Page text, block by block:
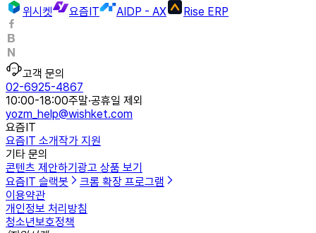
위시켓
요즘IT AIDP - AX Rise ERP
고객 문의
02-6925-4867
10:00-18:00주말·공휴일 제외
yozm_help@wishket.com
요즘IT
요즘IT 소개작가 지원
기타 문의
콘텐츠 제안하기 광고 상품 보기
요즘IT 슬랙봇
크롬 확장 프로그램
이용약관
개인정보 처리방침
청소년보호정책